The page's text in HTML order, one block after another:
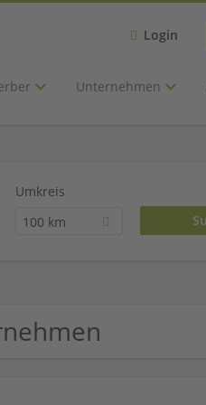
Login
Unternehmen
Umkreis
100 km